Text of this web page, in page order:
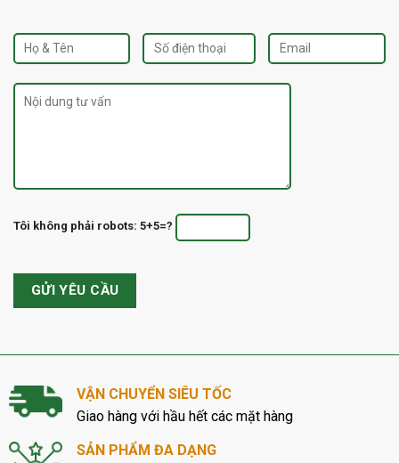
Tôi không phải robots: 5+5=?
VẬN CHUYỂN SIÊU TỐC
Giao hàng với hầu hết các mặt hàng
SẢN PHẨM ĐA DẠNG